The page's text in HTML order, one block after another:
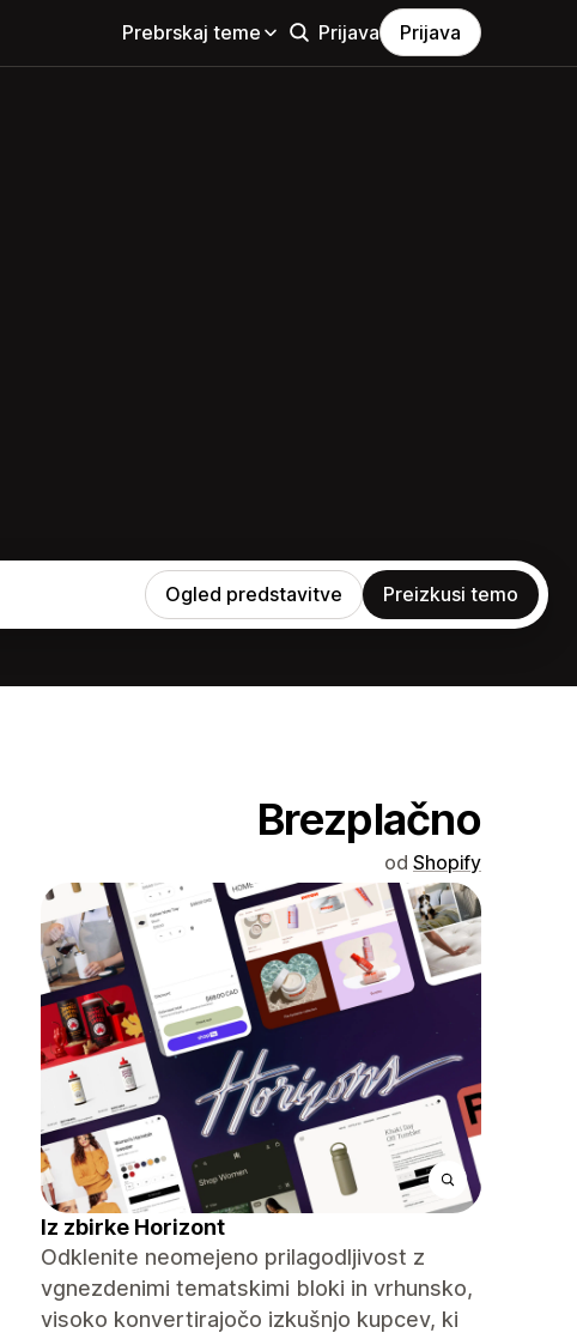
Prebrskaj teme Prijava Prijava
Ogled predstavitve Preizkusi temo
Brezplačno
od Shopify
Iz zbirke Horizont
Odklenite neomejeno prilagodljivost z
vgnezdenimi tematskimi bloki in vrhunsko,
visoko konvertirajočo izkušnjo kupcev, ki